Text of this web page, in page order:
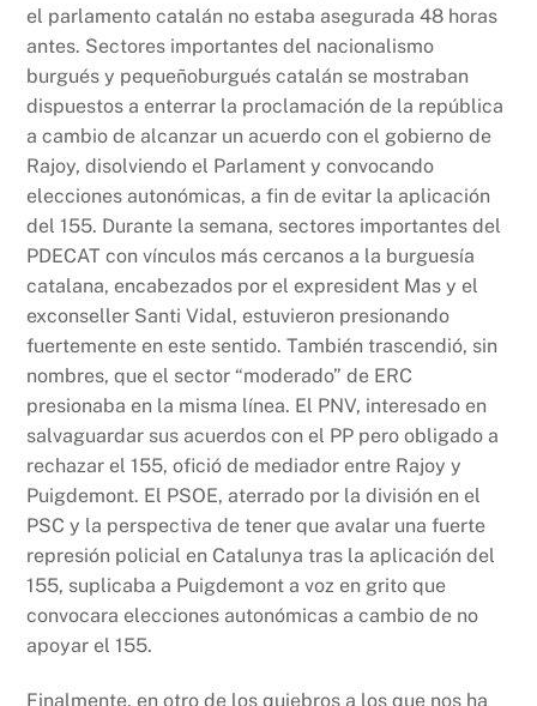
el parlamento catalán no estaba asegurada 48 horas
antes. Sectores importantes del nacionalismo
burgués y pequeñoburgués catalán se mostraban
dispuestos a enterrar la proclamación de la república
a cambio de alcanzar un acuerdo con el gobierno de
Rajoy, disolviendo el Parlament y convocando
elecciones autonómicas, a fin de evitar la aplicación
del 155. Durante la semana, sectores importantes del
PDECAT con vínculos más cercanos a la burguesía
catalana, encabezados por el expresident Mas y el
exconseller Santi Vidal, estuvieron presionando
fuertemente en este sentido. También trascendió, sin
nombres, que el sector “moderado” de ERC
presionaba en la misma línea. El PNV, interesado en
salvaguardar sus acuerdos con el PP pero obligado a
rechazar el 155, ofició de mediador entre Rajoy y
Puigdemont. El PSOE, aterrado por la división en el
PSC y la perspectiva de tener que avalar una fuerte
represión policial en Catalunya tras la aplicación del
155, suplicaba a Puigdemont a voz en grito que
convocara elecciones autonómicas a cambio de no
apoyar el 155.
Finalmente, en otro de los quiebros a los que nos ha